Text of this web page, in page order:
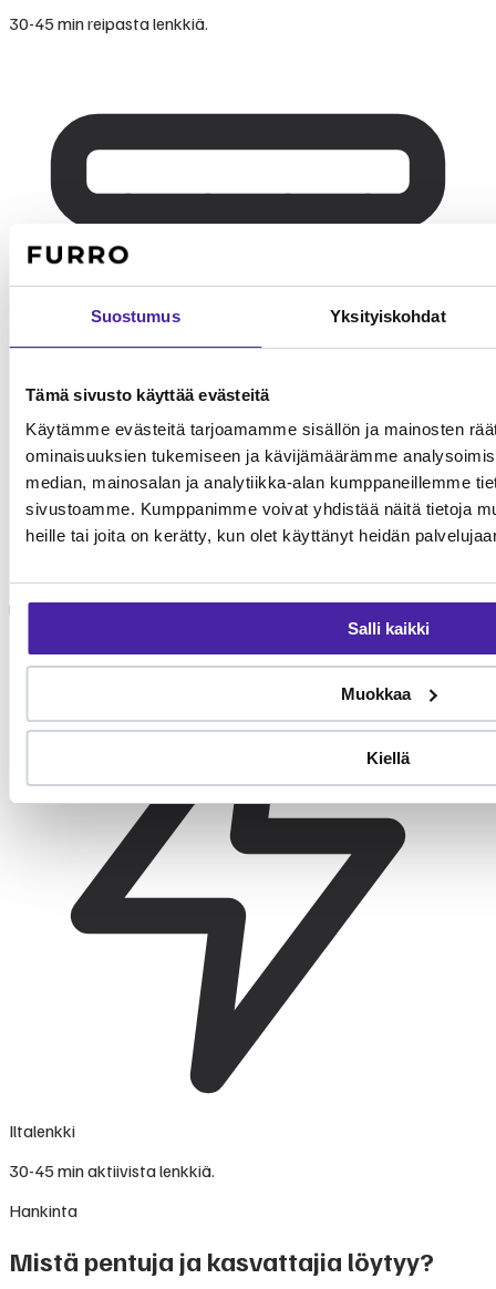
Suostumus Yksityiskohdat
Tämä sivusto käyttää evästeitä
Käytämme evästeitä tarjoamamme sisällön ja mainosten
ominaisuuksien tukemiseen ja kävijämäärämme
median, mainosalan ja analytiikka-alan kumppaneillemme
sivustoamme. Kumppanimme voivat yhdistää näitä tietoja
heille tai joita on kerätty, kun olet käyttänyt heidän
Salli kaikki
Muokkaa
Kiellä
30-45 min reipasta lenkkiä.
Korvien hoito
Korvien tarkistus viikoittain. Tervettä korvaa ei puhdisteta
rutiininomaisesti, vaan vain tarvittaessa eläinlääkärin ohjeella.
Iltalenkki
30-45 min aktiivista lenkkiä.
Hankinta
Mistä pentuja ja kasvattajia löytyy?